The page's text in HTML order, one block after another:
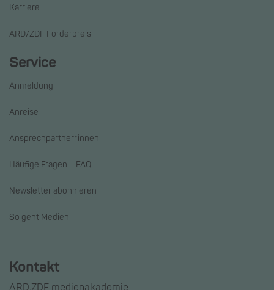
Karriere
ARD/ZDF Förderpreis
Service
Anmeldung
Anreise
Ansprechpartner*innen
Häufige Fragen – FAQ
Newsletter abonnieren
So geht Medien
Kontakt